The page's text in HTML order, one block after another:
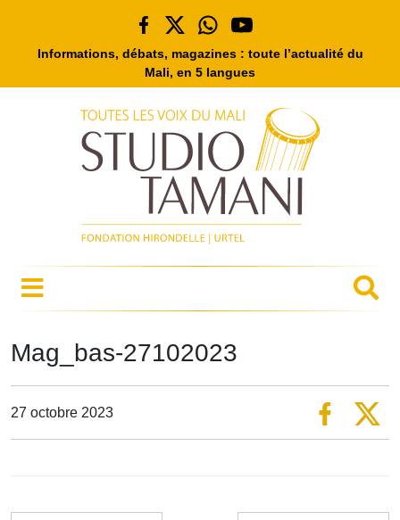
Informations, débats, magazines : toute l’actualité du
Mali, en 5 langues
Mag_bas-27102023
27 octobre 2023